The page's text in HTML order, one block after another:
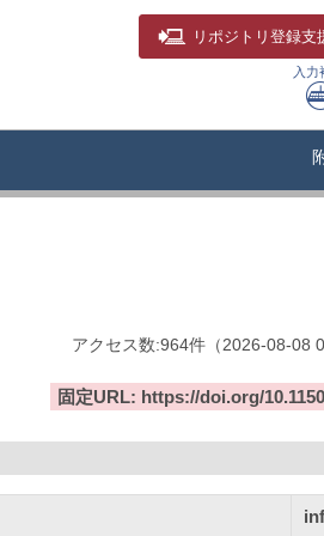
リポジトリ 登録支
入力
アクセス数:964件 （2026-08-08
固定URL: https://doi.org/